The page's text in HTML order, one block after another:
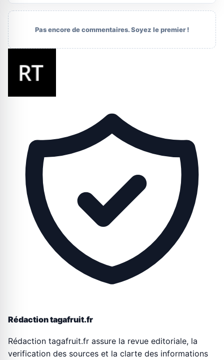
Pas encore de commentaires. Soyez le premier !
Rédaction tagafruit.fr
Rédaction tagafruit.fr assure la revue editoriale, la
verification des sources et la clarte des informations